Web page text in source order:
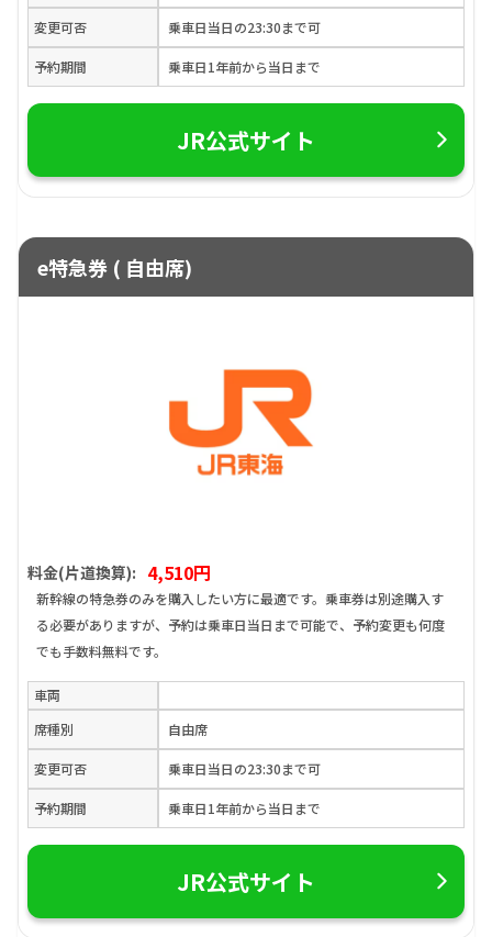
変更可否 乗車日当日の23:30まで可
予約期間 乗車日1年前から当日まで
JR公式サイト
e特急券 ( 自由席)
料金(片道換算): 4,510円
新幹線の特急券のみを購入したい方に最適です。乗車券は別途購入す
る必要がありますが、予約は乗車日当日まで可能で、予約変更も何度
でも手数料無料です。
車両
席種別
自由席
変更可否 乗車日当日の23:30まで可
予約期間 乗車日1年前から当日まで
JR公式サイト